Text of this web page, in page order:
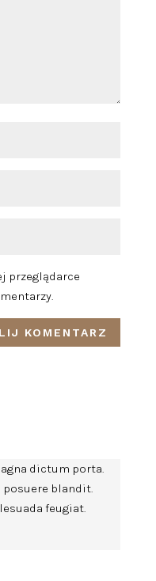
przeglądarce
dictum porta.
blandit.
feugiat.